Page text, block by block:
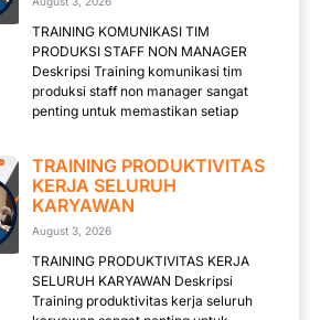
TRAINING KOMUNIKASI TIM
PRODUKSI STAFF NON MANAGER
Deskripsi Training komunikasi tim
produksi staff non manager sangat
penting untuk memastikan setiap
TRAINING PRODUKTIVITAS
KERJA SELURUH
KARYAWAN
August 3, 2026
TRAINING PRODUKTIVITAS KERJA
SELURUH KARYAWAN Deskripsi
Training produktivitas kerja seluruh